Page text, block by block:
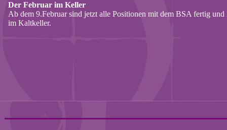
Der Februar im Keller
Ab dem 9.Februar sind jetzt alle Positionen mit dem BSA fertig und
im Kaltkeller.